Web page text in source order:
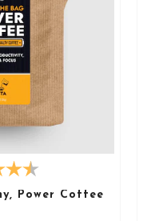
Power Coffee